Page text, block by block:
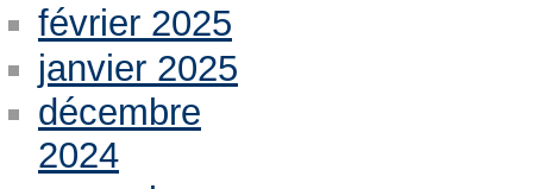
février 2025
janvier 2025
décembre
2024